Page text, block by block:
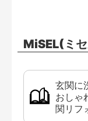
MiSEL(ミセ
玄関に
おしゃ
関リフ